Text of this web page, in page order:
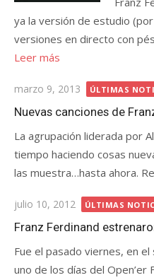
ya la versión de estudio
versiones en directo con
Leer más
Publicada
el
marzo 9, 2013 ÚLTIMAS
Nuevas canciones de
La agrupación liderada por
tiempo haciendo cosas
las muestra…hasta ahora.
Publicada
el
julio 10, 2012 ÚLTIMAS
Franz Ferdinand
Fue el pasado viernes, en
uno de los días del Open’er